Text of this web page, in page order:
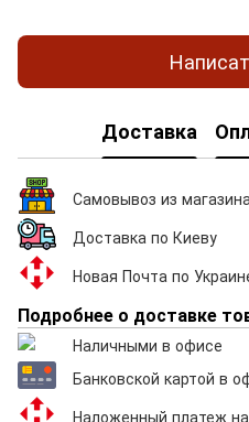
Доставка
Самовывоз из магазина
Доставка по Киеву
Новая Почта по
Подробнее о доставке
Наличными в офисе
Банковской картой в
Наложенный платеж